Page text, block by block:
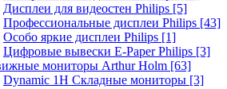
Дисплеи для видеостен Philips [5]
Профессиональные дисплеи Philips [43]
Особо яркие дисплеи Philips [1]
Цифровые вывески E-Paper Philips [3]
мониторы Arthur Holm [63]
Dynamic 1Н Складные мониторы [3]